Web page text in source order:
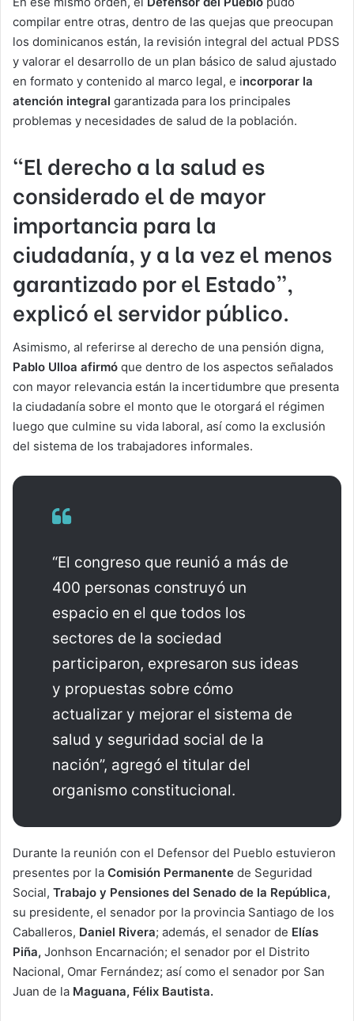
compilar entre otras, dentro de las quejas que preocupan
los dominicanos están, la revisión integral del actual PDSS
y valorar el desarrollo de un plan básico de salud ajustado
en formato y contenido al marco legal, e incorporar la
atención integral garantizada para los principales
problemas y necesidades de salud de la población.
“El derecho a la salud es
considerado el de mayor
importancia para la
ciudadanía, y a la vez el menos
garantizado por el Estado”,
explicó el servidor público.
Asimismo, al referirse al derecho de una pensión digna,
Pablo Ulloa afirmó que dentro de los aspectos señalados
con mayor relevancia están la incertidumbre que presenta
la ciudadanía sobre el monto que le otorgará el régimen
luego que culmine su vida laboral, así como la exclusión
del sistema de los trabajadores informales.
“El congreso que reunió a más de
400 personas construyó un
espacio en el que todos los
sectores de la sociedad
participaron, expresaron sus ideas
y propuestas sobre cómo
actualizar y mejorar el sistema de
salud y seguridad social de la
nación”, agregó el titular del
organismo constitucional.
Durante la reunión con el Defensor del Pueblo estuvieron
presentes por la Comisión Permanente de Seguridad
Social, Trabajo y Pensiones del Senado de la República,
su presidente, el senador por la provincia Santiago de los
Caballeros, Daniel Rivera; además, el senador de Elías
Piña, Jonhson Encarnación; el senador por el Distrito
Nacional, Omar Fernández; así como el senador por San
Juan de la Maguana, Félix Bautista.